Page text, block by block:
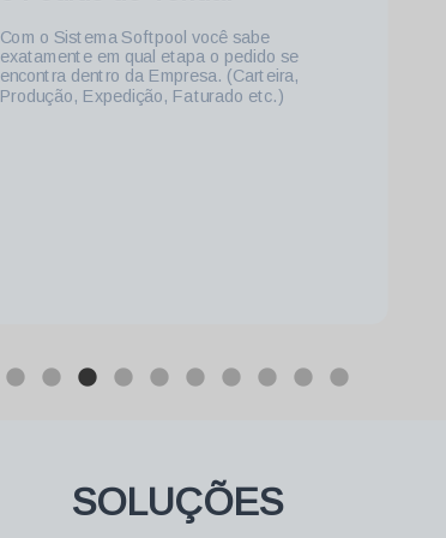
Com o Sistema Softpool você calcula o Preço
de Venda do seu Produto e compara com o
Custo Real do mesmo.
SOLUÇÕES